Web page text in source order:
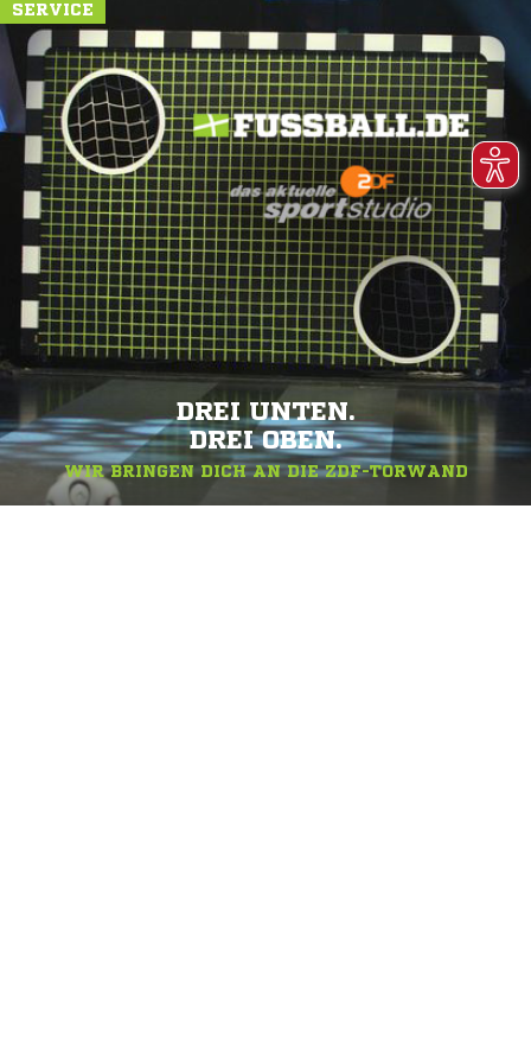
SERVICE
DREI UNTEN.
DREI OBEN.
WIR BRINGEN DICH AN DIE ZDF-TORWAND